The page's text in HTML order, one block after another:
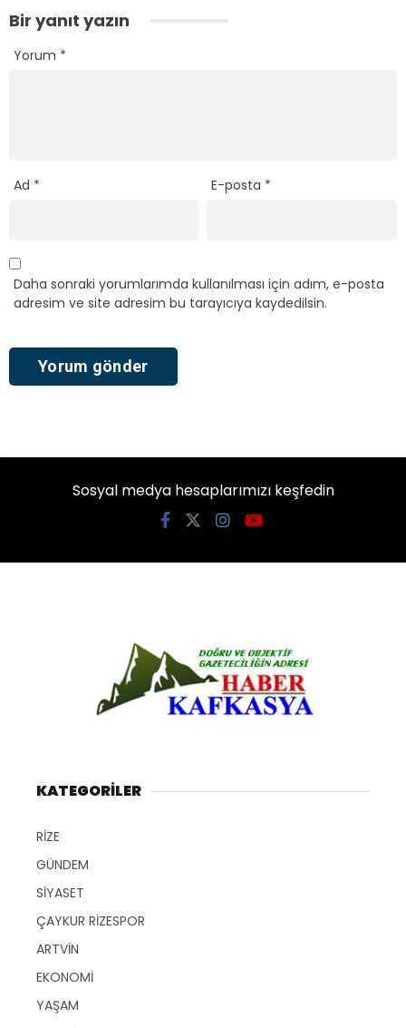
Bir yanıt yazın
Yorum *
Ad * E-posta *
Daha sonraki yorumlarımda kullanılması için adım, e-posta
adresim ve site adresim bu tarayıcıya kaydedilsin.
Sosyal medya hesaplarımızı keşfedin
KATEGORİLER
RİZE
GÜNDEM
SİYASET
ÇAYKUR RİZESPOR
ARTVİN
EKONOMİ
YAŞAM